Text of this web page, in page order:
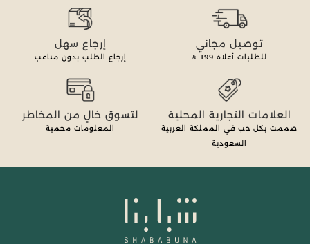
توصيل مجاني
للطلبات أعلاه 199
إرجاع سهل
إرجاع الطلب بدون متاعب
العلامات التجارية المحلية
صممت بكل حب في المملكة العربية
السعودية
لتسوق خالٍ من المخاطر
المعلومات محمية